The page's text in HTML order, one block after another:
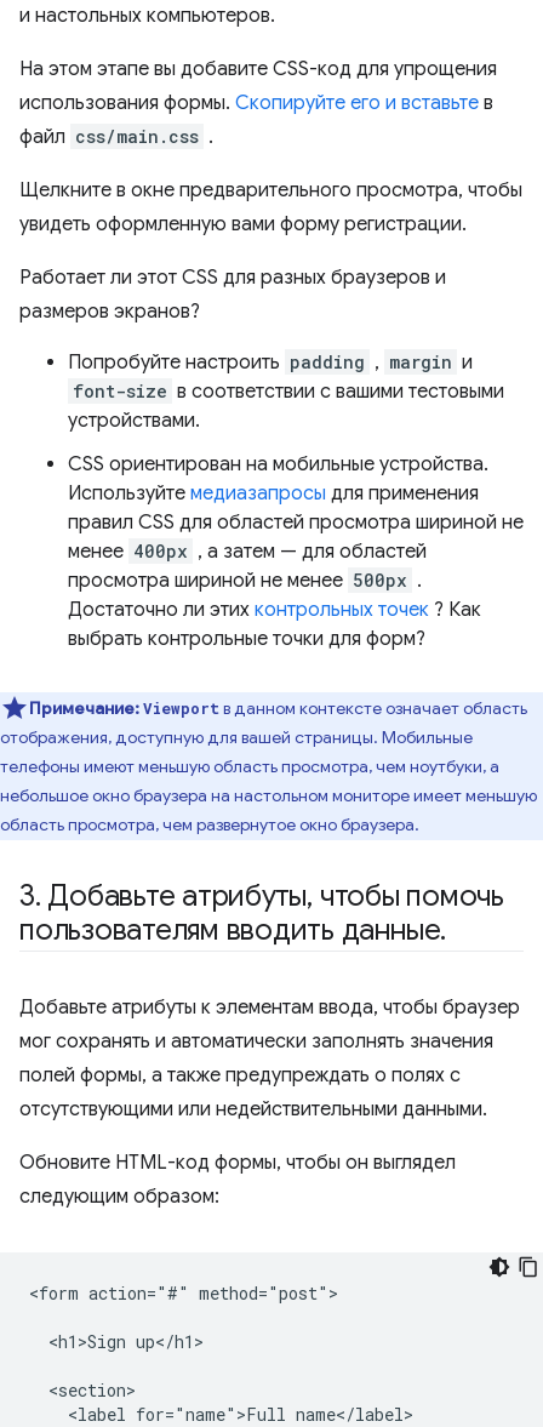
и настольных компьютеров.
На этом этапе вы добавите CSS-код для упрощения
использования формы. Скопируйте его и вставьте в
файл css/main.css .
Щелкните в окне предварительного просмотра, чтобы
увидеть оформленную вами форму регистрации.
Работает ли этот CSS для разных браузеров и
размеров экранов?
Попробуйте настроить padding , margin и
font-size в соответствии с вашими тестовыми
устройствами.
CSS ориентирован на мобильные устройства.
Используйте медиазапросы для применения
правил CSS для областей просмотра шириной не
менее 400px , а затем — для областей
просмотра шириной не менее 500px .
Достаточно ли этих контрольных точек ? Как
выбрать контрольные точки для форм?
Примечание:Viewport в данном контексте означает область
отображения, доступную для вашей страницы. Мобильные
телефоны имеют меньшую область просмотра, чем ноутбуки, а
небольшое окно браузера на настольном мониторе имеет меньшую
область просмотра, чем развернутое окно браузера.
3. Добавьте атрибуты, чтобы помочь
пользователям вводить данные.
Добавьте атрибуты к элементам ввода, чтобы браузер
мог сохранять и автоматически заполнять значения
полей формы, а также предупреждать о полях с
отсутствующими или недействительными данными.
Обновите HTML-код формы, чтобы он выглядел
следующим образом:
<form action="#" method="post">
  <h1>Sign up</h1>
  <section>
    <label for="name">Full name</label>